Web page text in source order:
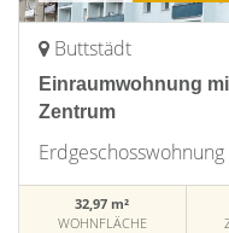
Buttstädt
Einraumwohnung
Zentrum
Erdgeschosswohnung
32,97 m²
WOHNFLÄCHE